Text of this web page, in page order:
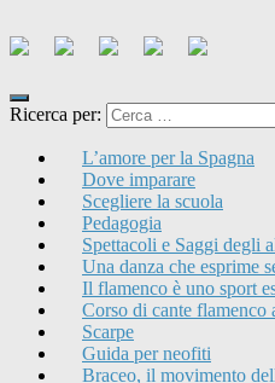
Ricerca per:
L’amore per la Spagna
Dove imparare
Scegliere la scuola
Pedagogia
Spettacoli e Saggi degli
Una danza che esprime
Il flamenco è uno sport
Corso di cante flamenco
Scarpe
Guida per neofiti
Braceo, il movimento